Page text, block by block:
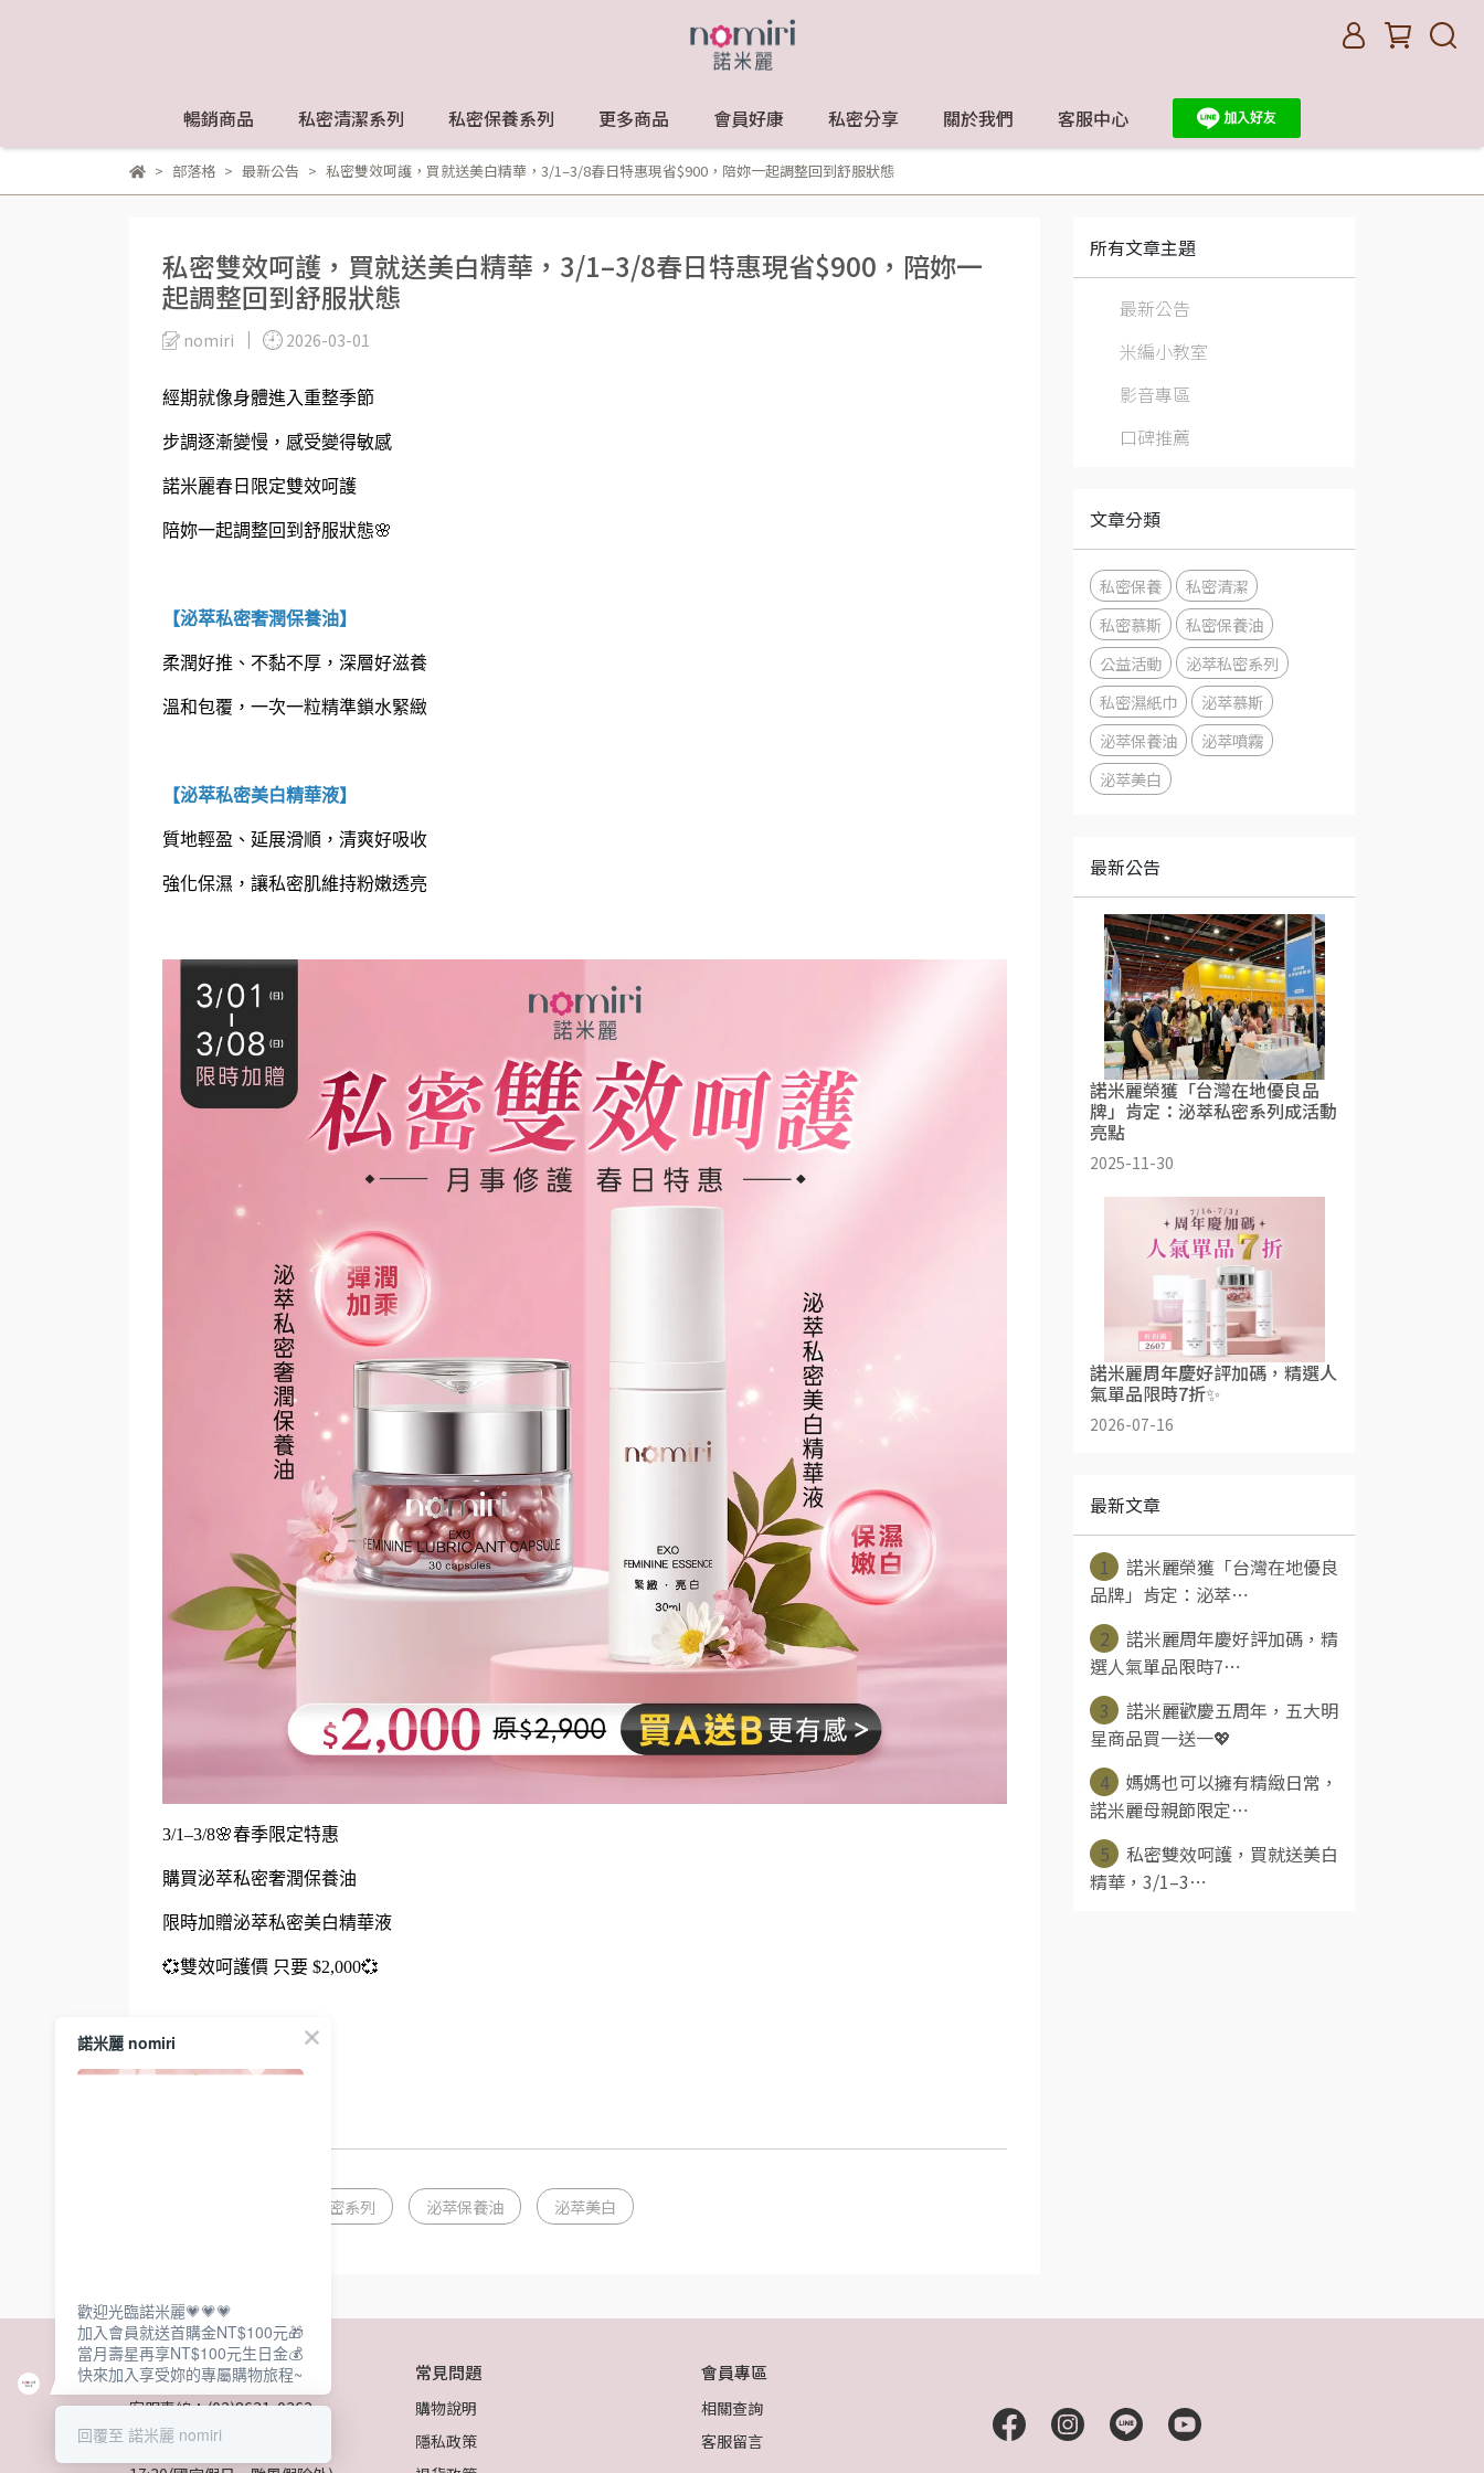
暢銷商品 私密清潔系列 私密保養系列 更多商品 會員好康 私密分享 關於我們 客服中心
部落格 最新公告 私密雙效呵護，買就送美白精華，3/1–3/8春日特惠現省$900，陪妳一起調整回到舒服狀態
私密雙效呵護，買就送美白精華，3/1–3/8春日特惠現省$900，陪妳一
起調整回到舒服狀態
nomiri 2026-03-01
經期就像身體進入重整季節
步調逐漸變慢，感受變得敏感
諾米麗春日限定雙效呵護
陪妳一起調整回到舒服狀態🌸
【泌萃私密奢潤保養油】
柔潤好推、不黏不厚，深層好滋養
溫和包覆，一次一粒精準鎖水緊緻
【泌萃私密美白精華液】
質地輕盈、延展滑順，清爽好吸收
強化保濕，讓私密肌維持粉嫩透亮
3/1–3/8🌸春季限定特惠
購買泌萃私密奢潤保養油
限時加贈泌萃私密美白精華液
💞雙效呵護價 只要 $2,000💞
🛒立即購買
泌萃私密系列 泌萃保養油 泌萃美白
所有文章主題
最新公告
米編小教室
影音專區
口碑推薦
文章分類
私密保養
私密清潔
私密慕斯
私密保養油
公益活動
泌萃私密系列
私密濕紙巾
泌萃慕斯
泌萃保養油
泌萃噴霧
泌萃美白
最新公告
諾米麗榮獲「台灣在地優良品
牌」肯定：泌萃私密系列成活動
亮點
2025-11-30
諾米麗周年慶好評加碼，精選人
氣單品限時7折✨
2026-07-16
最新文章
1
諾米麗榮獲「台灣在地優良
品牌」肯定：泌萃⋯
2
諾米麗周年慶好評加碼，精
選人氣單品限時7⋯
3
諾米麗歡慶五周年，五大明
星商品買一送一💖
4
媽媽也可以擁有精緻日常，
諾米麗母親節限定⋯
5
私密雙效呵護，買就送美白
精華，3/1–3⋯
關於我們
客服專線：(02)8631-0362
客服時間：週一~週五09:30-
常見問題
購物說明
隱私政策
會員專區
相關查詢
客服留言
諾米麗 nomiri
歡迎光臨諾米麗💗💗💗
加入會員就送首購金NT$100元🎁
當月壽星再享NT$100元生日金💰
快來加入享受妳的專屬購物旅程~
回覆至 諾米麗 nomiri